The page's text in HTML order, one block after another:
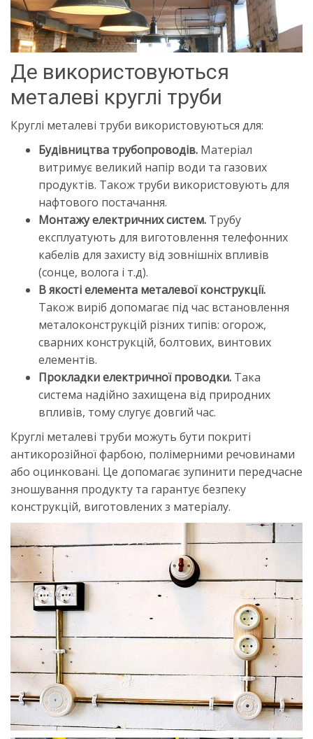
Де використовуються
металеві круглі труби
Круглі металеві труби використовуються для:
Будівництва трубопроводів. Матеріал
витримує великий напір води та газових
продуктів. Також труби використовують для
нафтового постачання.
Монтажу електричних систем. Трубу
експлуатують для виготовлення телефонних
кабелів для захисту від зовнішніх впливів
(сонце, волога і т.д).
В якості елемента металевої конструкції.
Також виріб допомагає під час встановлення
металоконструкцій різних типів: огорож,
сварних конструкцій, болтових, винтових
елементів.
Прокладки електричної проводки. Така
система надійно захищена від природних
впливів, тому слугує довгий час.
Круглі металеві труби можуть бути покриті
антикорозійної фарбою, полімерними речовинами
або оцинковані. Це допомагає зупинити передчасне
зношування продукту та гарантує безпеку
конструкцій, виготовлених з матеріалу.